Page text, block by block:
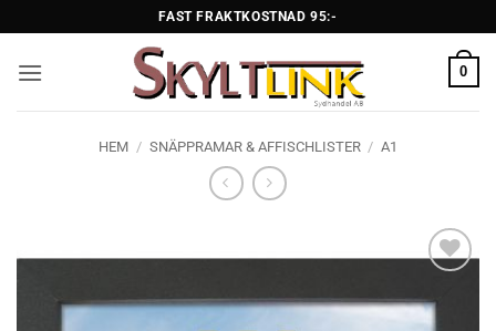
to
content
FAST FRAKTKOSTNAD 95:-
0
HEM / SNÄPPRAMAR & AFFISCHLISTER / A1
önskelistan